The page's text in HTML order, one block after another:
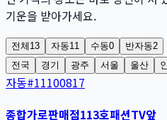
기운을 받아가세요.
전체 13 자동11 수동0 반자동2
전국
경기 광주 서울 울산
자동#11100817
종합가로판매점113호패션TV앞